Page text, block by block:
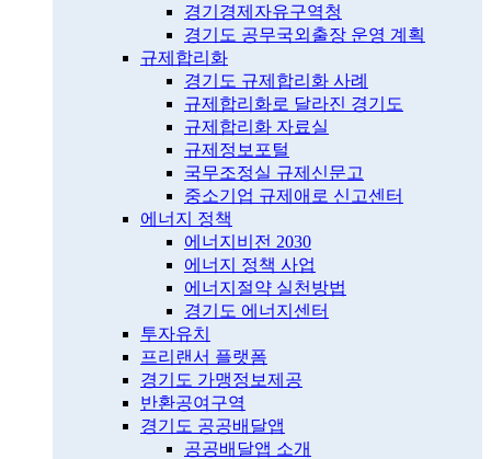
경기경제자유구역청
경기도 공무국외출장 운영 계획
규제합리화
경기도 규제합리화 사례
규제합리화로 달라진 경기도
규제합리화 자료실
규제정보포털
국무조정실 규제신문고
중소기업 규제애로 신고센터
에너지 정책
에너지비전 2030
에너지 정책 사업
에너지절약 실천방법
경기도 에너지센터
투자유치
프리랜서 플랫폼
경기도 가맹정보제공
반환공여구역
경기도 공공배달앱
공공배달앱 소개